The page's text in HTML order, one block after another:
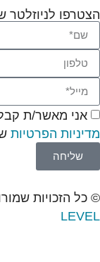
הצטרפו לניוזלטר
אני מאשר/ת
מדיניות הפרטיות
שליחה
© כל הזכויות
LEVEL